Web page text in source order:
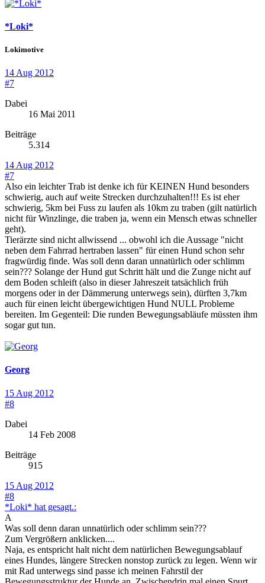
*Loki*
Lokimotive
14 Aug 2012
#7
Dabei
16 Mai 2011
Beiträge
5.314
14 Aug 2012
#7
Also ein leichter Trab ist denke ich für KEINEN Hund besonders
schwierig, auch auf weite Strecken durchzuhalten!!! Es ist eher
schwierig, 5km bei Fuss zu laufen als 10km zu traben (gilt natürlich
nicht für Winzlinge, die traben ja, wenn ein Mensch etwas schneller
geht).
Tierärzte sind nicht allwissend ... obwohl ich die Aussage "nicht
neben dem Fahrrad hertraben lassen" für einen Hund schon sehr
fragwürdig finde. Was soll denn daran unnatürlich oder schlimm
sein??? Solange der Hund gut Schritt hält und die Zunge nicht auf
dem Boden schleift (also in dieser Jahreszeit tatsächlich früh
morgens oder in der Dämmerung unterwegs sein), dürften 3,7km
auch für einen leicht übergewichtigen Hund NULL Probleme
bereiten. Im Gegenteil: Die runden Bewegungsabläufe müssten ihm
sogar gut tun.
Georg
15 Aug 2012
#8
Dabei
14 Feb 2008
Beiträge
915
15 Aug 2012
#8
*Loki* hat gesagt.:
A
Was soll denn daran unnatürlich oder schlimm sein???
Zum Vergrößern anklicken....
Naja, es entspricht halt nicht dem natürlichen Bewegungsablauf
eines Hundes, längere Strecken nonstop zurück zu legen. Wenn wir
mit Rad unterwegs sind passe ich meinen Fahrstil der